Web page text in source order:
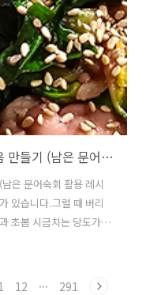
요즘이 적기, 달달한 시금치 문어볶음 만들기 (남은 문어숙회 활용 레시피)
은 문어숙회 활용 레시
있습니다.그럴 때 버리
초봄 시금치는 당도가
12 ··· 291